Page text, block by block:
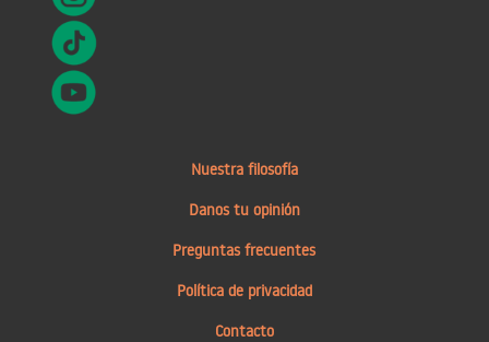
Nuestra filosofía
Danos tu opinión
Preguntas frecuentes
Política de privacidad
Contacto